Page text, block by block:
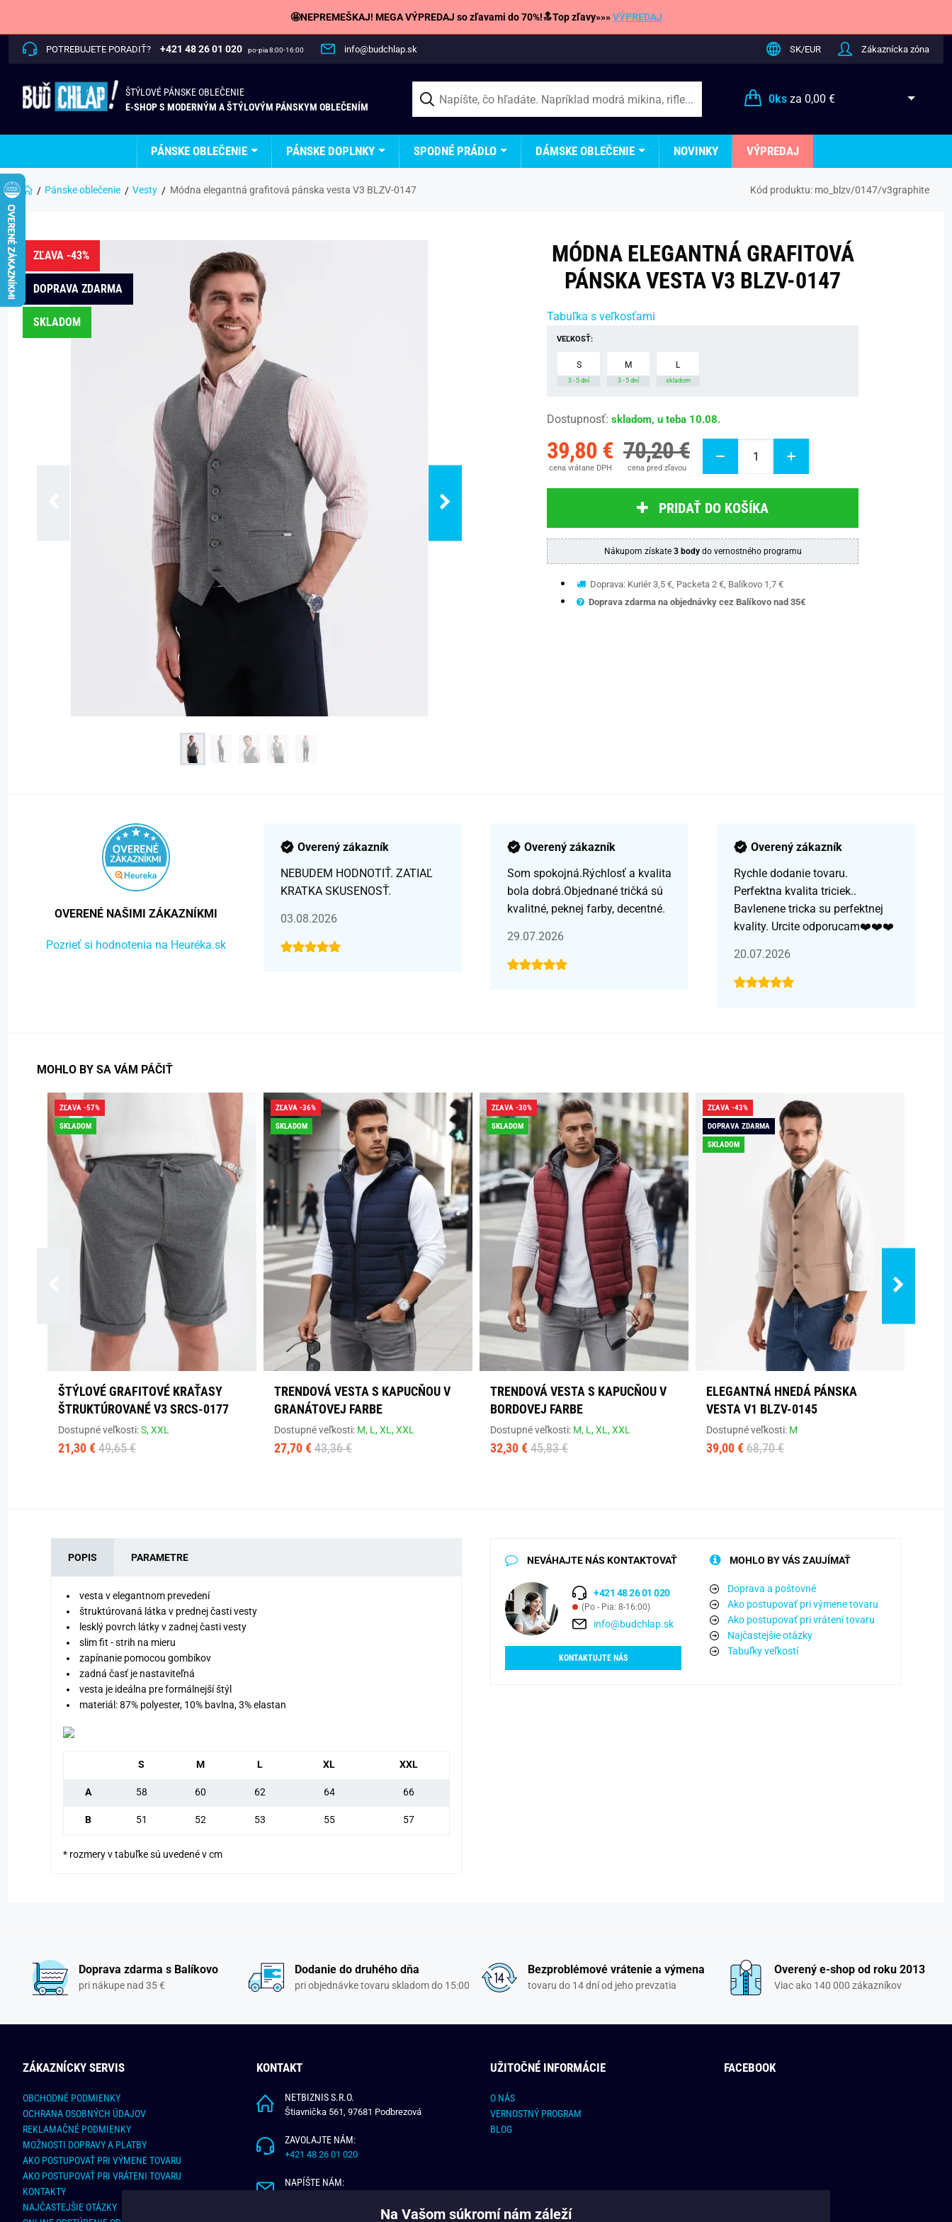
🤩NEPREMEŠKAJ! MEGA VÝPREDAJ so zľavami do 70%!🔝Top zľavy»»»VÝPREDAJ
POTREBUJETE PORADIŤ? +421 48 26 01 020 po-pia 8:00-16:00 info@budchlap.sk SK/EUR Zákaznícka zóna
ŠTÝLOVÉ PÁNSKE OBLEČENIE
E-SHOP S MODERNÝM A ŠTÝLOVÝM PÁNSKYM OBLEČENÍM
0ksza 0,00 €
PÁNSKE OBLEČENIE PÁNSKE DOPLNKY SPODNÉ PRÁDLO DÁMSKE OBLEČENIE NOVINKY VÝPREDAJ
Pánske oblečenie Vesty Módna elegantná grafitová pánska vesta V3 BLZV-0147 Kód produktu: mo_blzv/0147/v3graphite
ZĽAVA -43%
DOPRAVA ZDARMA
SKLADOM
MÓDNA ELEGANTNÁ GRAFITOVÁ
PÁNSKA VESTA V3 BLZV-0147
Tabuľka s veľkosťami
VEĽKOSŤ:
S
3 - 5 dní
M
3 - 5 dní
L
skladom
Dostupnosť: skladom, u teba 10.08.
39,80 €
cena vrátane DPH
70,20 €
cena pred zľavou
PRIDAŤ DO KOŠÍKA
Nákupom získate 3 bodydo vernostného programu
Doprava: Kuriér 3,5 €, Packeta 2 €, Balíkovo 1,7 €
Doprava zdarma na objednávky cez Balíkovo nad 35€
OVERENÉ NAŠIMI ZÁKAZNÍKMI
Pozrieť si hodnotenia na Heuréka.sk
Overený zákazník
NEBUDEM HODNOTIŤ. ZATIAĽ
KRATKA SKUSENOSŤ.
03.08.2026
Overený zákazník
Som spokojná.Rýchlosť a kvalita
bola dobrá.Objednané tričká sú
kvalitné, peknej farby, decentné.
29.07.2026
Overený zákazník
Rychle dodanie tovaru.
Perfektna kvalita triciek..
Bavlenene tricka su perfektnej
kvality. Urcite odporucam❤️❤️❤️
20.07.2026
MOHLO BY SA VÁM PÁČIŤ
ZĽAVA -57%
SKLADOM
ŠTÝLOVÉ GRAFITOVÉ KRAŤASY
ŠTRUKTÚROVANÉ V3 SRCS-0177
Dostupné veľkosti:S,XXL
21,30 € 49,65 €
ZĽAVA -36%
SKLADOM
TRENDOVÁ VESTA S KAPUCŇOU V
GRANÁTOVEJ FARBE
Dostupné veľkosti: M, L,XL,XXL
27,70 € 43,36 €
ZĽAVA -30%
SKLADOM
TRENDOVÁ VESTA S KAPUCŇOU V
BORDOVEJ FARBE
Dostupné veľkosti: M, L,XL,XXL
32,30 € 45,83 €
ZĽAVA -43%
DOPRAVA ZDARMA
SKLADOM
ELEGANTNÁ HNEDÁ PÁNSKA
VESTA V1 BLZV-0145
Dostupné veľkosti: M
39,00 € 68,70 €
POPIS PARAMETRE
vesta v elegantnom prevedení
štruktúrovaná látka v prednej časti vesty
lesklý povrch látky v zadnej časti vesty
slim fit - strih na mieru
zapínanie pomocou gombíkov
zadná časť je nastaviteľná
vesta je ideálna pre formálnejší štýl
materiál: 87% polyester, 10% bavlna, 3% elastan
S M L XL XXL
A 58 60 62 64 66
B 51 52 53 55 57
* rozmery v tabuľke sú uvedené v cm
NEVÁHAJTE NÁS KONTAKTOVAŤ
+421 48 26 01 020
(Po - Pia: 8-16:00)
info@budchlap.sk
KONTAKTUJTE NÁS
MOHLO BY VÁS ZAUJÍMAŤ
Doprava a poštovné
Ako postupovať pri výmene tovaru
Ako postupovať pri vrátení tovaru
Najčastejšie otázky
Tabuľky veľkostí
Doprava zdarma s Balíkovo
pri nákupe nad 35 €
Dodanie do druhého dňa
pri objednávke tovaru skladom do 15:00
Bezproblémové vrátenie a výmena
tovaru do 14 dní od jeho prevzatia
Overený e-shop od roku 2013
Viac ako 140 000 zákazníkov
ZÁKAZNÍCKY SERVIS
OBCHODNÉ PODMIENKY
OCHRANA OSOBNÝCH ÚDAJOV
REKLAMAČNÉ PODMIENKY
MOŽNOSTI DOPRAVY A PLATBY
AKO POSTUPOVAŤ PRI VÝMENE TOVARU
AKO POSTUPOVAŤ PRI VRÁTENI TOVARU
KONTAKTY
NAJČASTEJŠIE OTÁZKY
KONTAKT
NETBIZNIS S.R.O.
Štiavnička 561, 97681 Podbrezová
ZAVOLAJTE NÁM:
+421 48 26 01 020
NAPÍŠTE NÁM:
UŽITOČNÉ INFORMÁCIE
O NÁS
VERNOSTNÝ PROGRAM
BLOG
FACEBOOK
Na Vašom súkromí nám záleží